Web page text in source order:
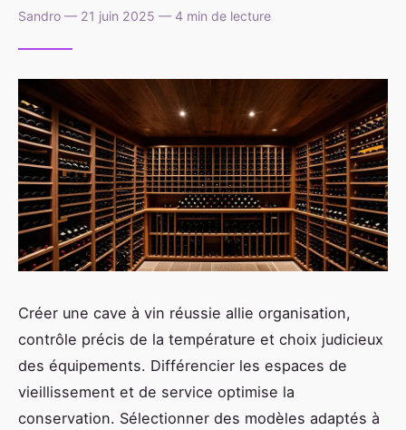
Sandro — 21 juin 2025 — 4 min de lecture
Créer une cave à vin réussie allie organisation,
contrôle précis de la température et choix judicieux
des équipements. Différencier les espaces de
vieillissement et de service optimise la
conservation. Sélectionner des modèles adaptés à